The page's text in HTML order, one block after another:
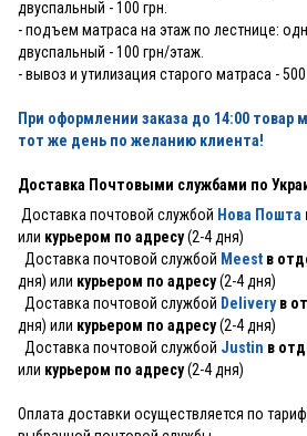
двуспальный - 100 грн.
- подъем матраса на этаж по лестнице:
двуспальный - 100 грн/этаж.
- вывоз и утилизация старого матраса - 500
При оформлении заказа до 14:00 товар
тот же день по желанию клиента!
Доставка Почтовыми службами по
Доставка почтовой службой Нова Пошта
или курьером по адресу(2-4 дня)
Доставка почтовой службой Meest в
дня) или курьером по адресу(2-4 дня)
Доставка почтовой службой Deliveryв
дня) или курьером по адресу(2-4 дня)
Доставка почтовой службой Justin в
или курьером по адресу(2-4 дня)
Оплата доставки осуществляется по